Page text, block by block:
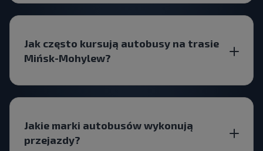
Jak często kursują autobusy na trasie
Mińsk-Mohylew?
Jakie marki autobusów wykonują
przejazdy?